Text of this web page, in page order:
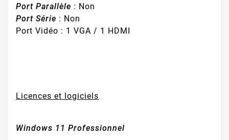
Port Parallèle : Non
Port Série : Non
Port Vidéo : 1 VGA / 1 HDMI
Licences et logiciels
Windows 11 Professionnel